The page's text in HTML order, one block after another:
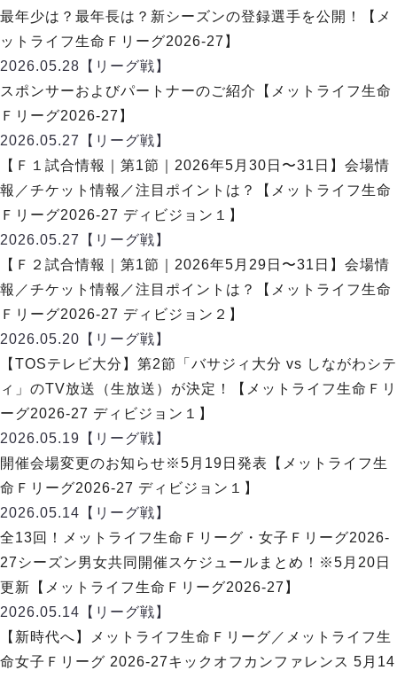
ヴォスクオーレ仙台
マルバ水戸FC
リガーレヴィア葛飾
Y．S．C．C．横浜
ヴィンセドール白山
アグレミーナ浜松
デウソン神戸
ポルセイド浜田
ミラクルスマイル新居浜
最年少は？最年長は？新シーズンの登録選手を公開！【メ
ットライフ生命Ｆリーグ2026-27】
2026.05.28 【リーグ戦】
スポンサーおよびパートナーのご紹介【メットライフ生命
Ｆリーグ2026-27】
2026.05.27
【リーグ戦】
【Ｆ１試合情報｜第1節｜2026年5月30日〜31日】会場情
報／チケット情報／注目ポイントは？【メットライフ生命
Ｆリーグ2026-27 ディビジョン１】
2026.05.27
【リーグ戦】
【Ｆ２試合情報｜第1節｜2026年5月29日〜31日】会場情
報／チケット情報／注目ポイントは？【メットライフ生命
Ｆリーグ2026-27 ディビジョン２】
2026.05.20 【リーグ戦】
【TOSテレビ大分】第2節「バサジィ大分 vs しながわシテ
ィ」のTV放送（生放送）が決定！【メットライフ生命Ｆリ
ーグ2026-27 ディビジョン１】
2026.05.19 【リーグ戦】
開催会場変更のお知らせ※5月19日発表【メットライフ生
命Ｆリーグ2026-27 ディビジョン１】
2026.05.14 【リーグ戦】
全13回！メットライフ生命Ｆリーグ・女子Ｆリーグ2026-
27シーズン男女共同開催スケジュールまとめ！※5月20日
更新【メットライフ生命Ｆリーグ2026-27】
2026.05.14 【リーグ戦】
【新時代へ】メットライフ生命Ｆリーグ／メットライフ生
命女子Ｆリーグ 2026-27キックオフカンファレンス 5月14